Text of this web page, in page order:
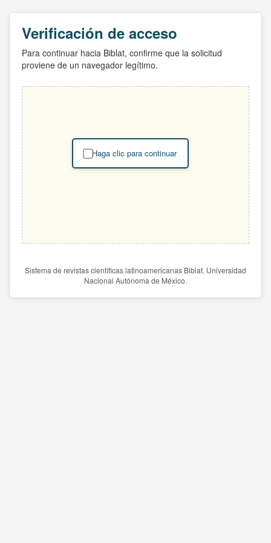
Verificación de acceso
Para continuar hacia Biblat, confirme que la solicitud
proviene de un navegador legítimo.
Haga clic para continuar
Sistema de revistas científicas latinoamericanas Biblat. Universidad
Nacional Autónoma de México.